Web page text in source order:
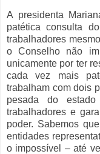
A presidenta
patética consulta
trabalhadores
o Conselho não
unicamente por ter
cada vez mais
trabalham com dois
pesada do
trabalhadores e
poder. Sabemos
entidades
o impossível – até